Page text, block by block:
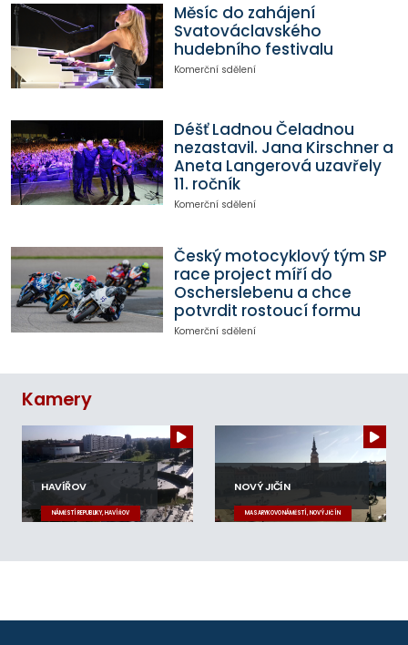
Měsíc do zahájení
Svatováclavského
hudebního festivalu
Komerční sdělení
Déšť Ladnou Čeladnou
nezastavil. Jana Kirschner a
Aneta Langerová uzavřely
11. ročník
Komerční sdělení
Český motocyklový tým SP
race project míří do
Oscherslebenu a chce
potvrdit rostoucí formu
Komerční sdělení
Kamery
HAVÍŘOV
NÁMĚSTÍ REPUBLIKY, HAVÍŘOV
NOVÝ JIČÍN
MASARYKOVO NÁMĚSTÍ, NOVÝ JIČÍN